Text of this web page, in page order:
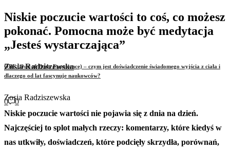
OBE (Out-of-Body Experience) – czym jest doświadczenie świadomego wyjścia z ciała i
dlaczego od lat fascynuje naukowców?
Zosia Radziszewska
Niskie poczucie wartości to coś, co możesz
pokonać. Pomocna może być medytacja
„Jesteś wystarczająca”
Zosia Radziszewska
0
0
Niskie poczucie wartości nie pojawia się z dnia na dzień.
Najczęściej to splot małych rzeczy: komentarzy, które kiedyś w
nas utkwiły, doświadczeń, które podcięły skrzydła, porównań,